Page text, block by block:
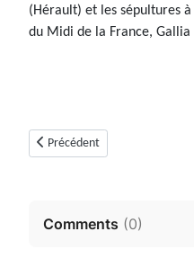
(Hérault) et les sépultures
du Midi de la France,
Article précédent : Dolmen de
Précédent
Comments (0)